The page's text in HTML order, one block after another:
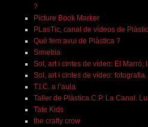
?
Picture Book Marker
PLasTic, canal de vídeos de
Què fem avui de Plàstica ?
Simetria
Sol, art i cintes de vídeo: El Marró,
Sol, art i cintes de vídeo: fotografia.
T.I.C. a l’aula
Taller de Plàstica.C.P. La Canal.
Tate Kids
the crafty crow